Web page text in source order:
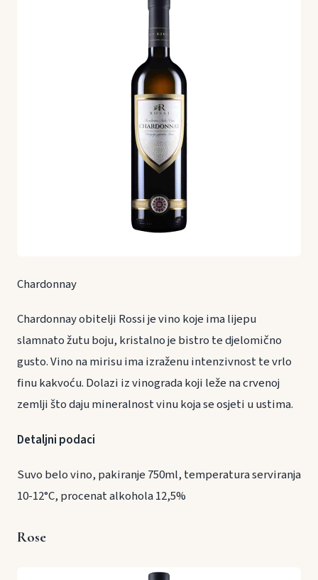
Chardonnay
Chardonnay obitelji Rossi je vino koje ima lijepu
slamnato žutu boju, kristalno je bistro te djelomično
gusto. Vino na mirisu ima izraženu intenzivnost te vrlo
finu kakvoću. Dolazi iz vinograda koji leže na crvenoj
zemlji što daju mineralnost vinu koja se osjeti u ustima.
Detaljni podaci
Suvo belo vino, pakiranje 750ml, temperatura serviranja
10-12°C, procenat alkohola 12,5%
Rose